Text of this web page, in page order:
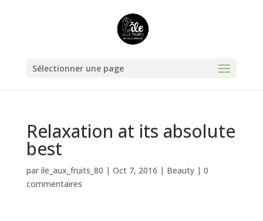
Sélectionner une page
Relaxation at its absolute
best
par ile_aux_fruits_80 | Oct 7, 2016 | Beauty| 0
commentaires